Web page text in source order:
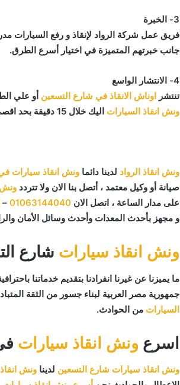
3- الخبرة
فريق عمل شركة الرواد لإنقاذ و رفع السيارات
جانب خبرتهم المتميزة في اختيار أسرع الطرق.
4- الانتشار الواسع
تنتشر
اوناش الانقاذ في شارع التسعين أو علي
ونش انقاذ السيارات اليك خلال 15 دقيقة بحد اقصي.
ونش انقاذ الرواد لدينا دائما ونش انقاذ سيارات
صيانة أو وكيل معتمد ، أتصل بنا الان ولا تتردد ونش
على مدار الساعة ، اتصل الان 01063144040
–
و مجهز بأحدث المعدات وأحدث وسائل الأمان
ونش انقاذ سيارات شارع
جمهورية مصر العربية لبناء جسور من الثقة
السيارات من الحوادث.
اسرع ونش انقاذ سيارات
ونش انقاذ سيارات شارع التسعين لدينا ونش